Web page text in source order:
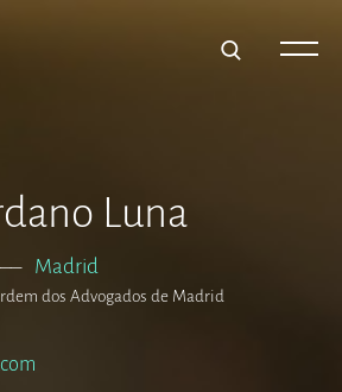
Luna
Madrid
dos Advogados de Madrid